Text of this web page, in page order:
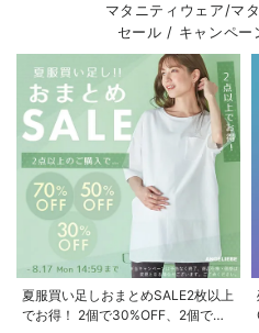
マタニティウェア/マ
セール / キャンペー
夏服買い足しおまとめSALE2枚以上
でお得！ 2個で30%OFF、2個で